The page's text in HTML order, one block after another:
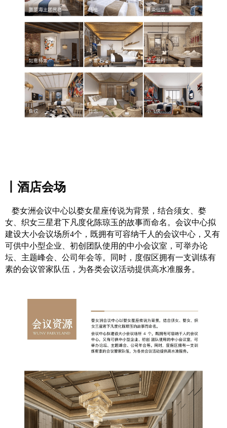
丨酒店会场
婺女洲会议中心以婺女星座传说为背景，结合须女、婺
女、织女三星君下凡度化陈琼玉的故事而命名。会议中心拟
建设大小会议场所4个，既拥有可容纳千人的会议中心，又有
可供中小型企业、初创团队使用的中小会议室，可举办论
坛、主题峰会、公司年会等。同时，度假区拥有一支训练有
素的会议管家队伍，为各类会议活动提供高水准服务。